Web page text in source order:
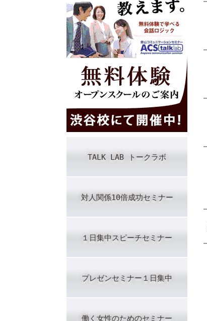
TALK LAB トークラボ
対人関係10倍成功セミナー
１日集中スピーチセミナー
プレゼンセミナー１日集中
働く女性のためのセミナー